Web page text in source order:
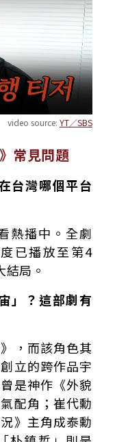
video source: YT／SBS
常見問題
台灣哪個平台
熱播中。全劇
已播放至第4
局。
」？這部劇有
，而該角色其
立的跨作品宇
是神作《外貌
配角；崔代勳
》主角成泰勳